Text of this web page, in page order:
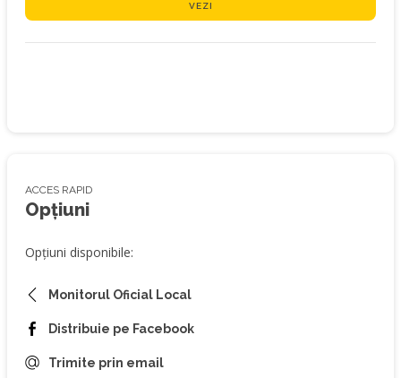
VEZI
ACCES RAPID
Opțiuni
Opțiuni disponibile:
Monitorul Oficial Local
Distribuie pe Facebook
Trimite prin email